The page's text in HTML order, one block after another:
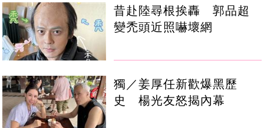
昔赴陸尋根挨轟 郭品超
變禿頭近照嚇壞網
獨／姜厚任新歡爆黑歷
史 楊光友怒揭內幕